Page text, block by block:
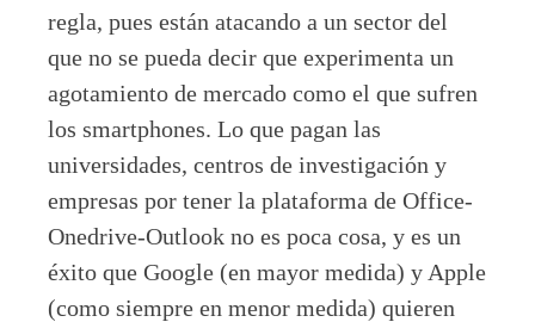
regla, pues están atacando a un sector del
que no se pueda decir que experimenta un
agotamiento de mercado como el que sufren
los smartphones. Lo que pagan las
universidades, centros de investigación y
empresas por tener la plataforma de Office-
Onedrive-Outlook no es poca cosa, y es un
éxito que Google (en mayor medida) y Apple
(como siempre en menor medida) quieren